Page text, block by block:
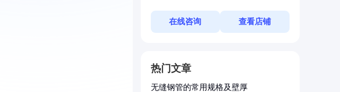
在线咨询 查看店铺
热门文章
无缝钢管的常用规格及壁厚